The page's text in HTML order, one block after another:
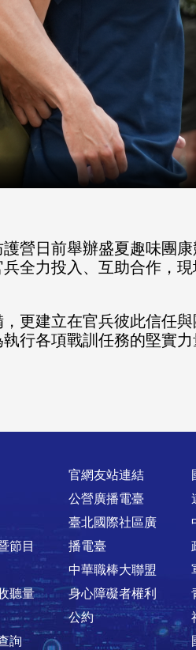
營日前舉辦盛夏趣味團
全力投入、互助合作，
更建立在官兵彼此信任
行各項戰訓任務的堅實
節目
聽量
詢
官網友站連結
公營廣播電臺
臺北國際社區廣
播電臺
中華職棒大聯盟
身心障礙者權利
公約